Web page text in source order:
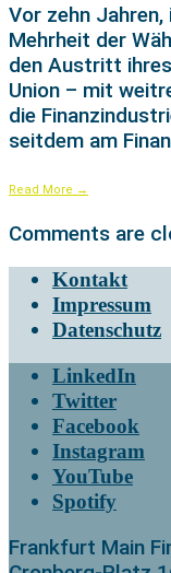
Vor zehn
Mehrheit der
den Austritt
Union – mit
die
seitdem am
Read More →
Comments are
Kontakt
Impressum
Datenschutz
LinkedIn
Twitter
Facebook
Instagram
YouTube
Spotify
Frankfurt Main